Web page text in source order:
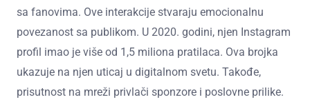
sa fanovima. Ove interakcije stvaraju emocionalnu
povezanost sa publikom. U 2020. godini, njen Instagram
profil imao je više od 1,5 miliona pratilaca. Ova brojka
ukazuje na njen uticaj u digitalnom svetu. Takođe,
prisutnost na mreži privlači sponzore i poslovne prilike.